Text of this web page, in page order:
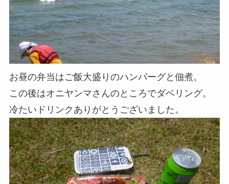
お昼の弁当はご飯大盛りのハンバーグと佃煮。
この後はオニヤンマさんのところでダベリング。
冷たいドリンクありがとうございました。